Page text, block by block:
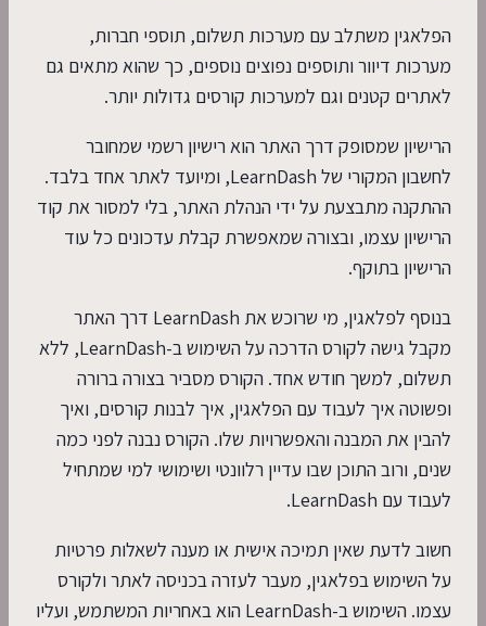
הפלאגין משתלב עם מערכות תשלום, תוספי חברות,
מערכות דיוור ותוספים נפוצים נוספים, כך שהוא מתאים גם
לאתרים קטנים וגם למערכות קורסים גדולות יותר.
הרישיון שמסופק דרך האתר הוא רישיון רשמי שמחובר
לחשבון המקורי של LearnDash, ומיועד לאתר אחד בלבד.
ההתקנה מתבצעת על ידי הנהלת האתר, בלי למסור את קוד
הרישיון עצמו, ובצורה שמאפשרת קבלת עדכונים כל עוד
הרישיון בתוקף.
בנוסף לפלאגין, מי שרוכש את LearnDash דרך האתר
מקבל גישה לקורס הדרכה על השימוש ב-LearnDash, ללא
תשלום, למשך חודש אחד. הקורס מסביר בצורה ברורה
ופשוטה איך לעבוד עם הפלאגין, איך לבנות קורסים, ואיך
להבין את המבנה והאפשרויות שלו. הקורס נבנה לפני כמה
שנים, ורוב התוכן שבו עדיין רלוונטי ושימושי למי שמתחיל
לעבוד עם LearnDash.
חשוב לדעת שאין תמיכה אישית או מענה לשאלות פרטיות
על השימוש בפלאגין, מעבר לעזרה בכניסה לאתר ולקורס
עצמו. השימוש ב-LearnDash הוא באחריות המשתמש, ועליו